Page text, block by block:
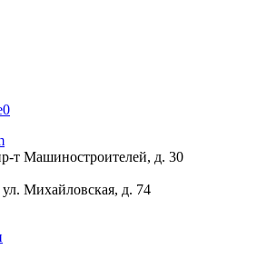
0
т Машиностроителей, д. 30
Михайловская, д. 74